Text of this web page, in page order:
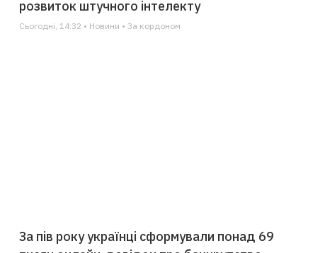
розвиток штучного інтелекту
Сьогодні, 14:32 • Новини • За кордоном
За пів року українці сформували понад 69